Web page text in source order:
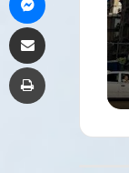
الزعيم
دولة عبر